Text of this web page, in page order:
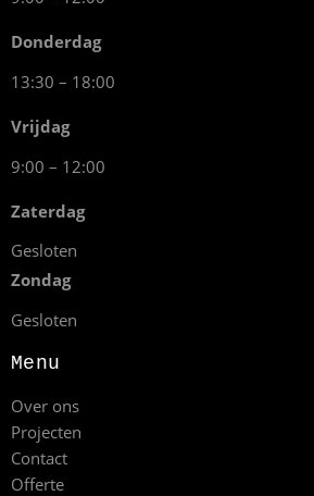
Donderdag
13:30 – 18:00
Vrijdag
9:00 – 12:00
Zaterdag
Gesloten
Zondag
Gesloten
Menu
Over ons
Projecten
Contact
Offerte